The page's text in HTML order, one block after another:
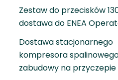
Zestaw do przecisków
dostawa do ENEA
Dostawa stacjonarnego
kompresora
zabudowy na przyczepie